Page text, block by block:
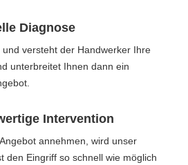
Diagnose
und versteht der Handwerker Ihre
unterbreitet Ihnen dann ein
Intervention
annehmen, wird unser
den Eingriff so schnell wie möglich